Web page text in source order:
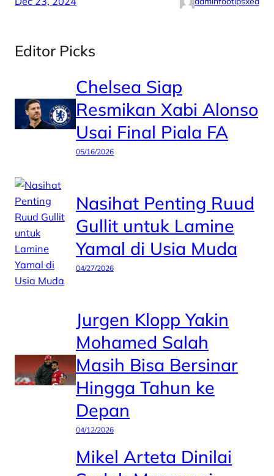
Editor Picks
Chelsea Siap
Resmikan Xabi Alonso
Usai Final Piala FA
05/16/2026
Nasihat Penting Ruud
Gullit untuk Lamine
Yamal di Usia Muda
04/27/2026
Jurgen Klopp Yakin
Mohamed Salah
Masih Bisa Bersinar
Hingga Tahun ke
Depan
04/12/2026
Mikel Arteta Dinilai